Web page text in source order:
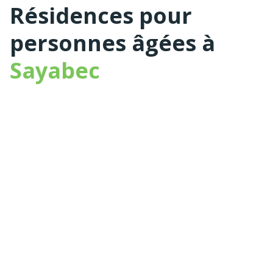
Résidences pour
personnes âgées à
Sayabec